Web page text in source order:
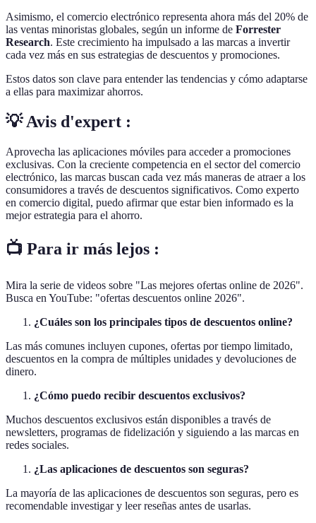
Asimismo, el comercio electrónico representa ahora más del 20% de
las ventas minoristas globales, según un informe de Forrester
Research. Este crecimiento ha impulsado a las marcas a invertir
cada vez más en sus estrategias de descuentos y promociones.
Estos datos son clave para entender las tendencias y cómo adaptarse
a ellas para maximizar ahorros.
💡 Avis d'expert :
Aprovecha las aplicaciones móviles para acceder a promociones
exclusivas. Con la creciente competencia en el sector del comercio
electrónico, las marcas buscan cada vez más maneras de atraer a los
consumidores a través de descuentos significativos. Como experto
en comercio digital, puedo afirmar que estar bien informado es la
mejor estrategia para el ahorro.
📺 Para ir más lejos :
Mira la serie de videos sobre "Las mejores ofertas online de 2026".
Busca en YouTube: "ofertas descuentos online 2026".
¿Cuáles son los principales tipos de descuentos online?
Las más comunes incluyen cupones, ofertas por tiempo limitado,
descuentos en la compra de múltiples unidades y devoluciones de
dinero.
¿Cómo puedo recibir descuentos exclusivos?
Muchos descuentos exclusivos están disponibles a través de
newsletters, programas de fidelización y siguiendo a las marcas en
redes sociales.
¿Las aplicaciones de descuentos son seguras?
La mayoría de las aplicaciones de descuentos son seguras, pero es
recomendable investigar y leer reseñas antes de usarlas.